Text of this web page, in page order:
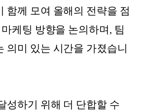
함께 모여 올해의 전략을 점
케팅 방향을 논의하며, 팀
의미 있는 시간을 가졌습니
성하기 위해 더 단합할 수